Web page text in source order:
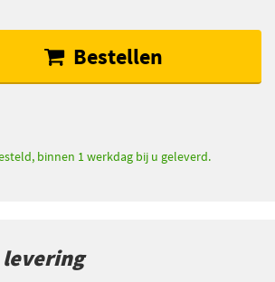
Bestellen
binnen 1 werkdag bij u geleverd.